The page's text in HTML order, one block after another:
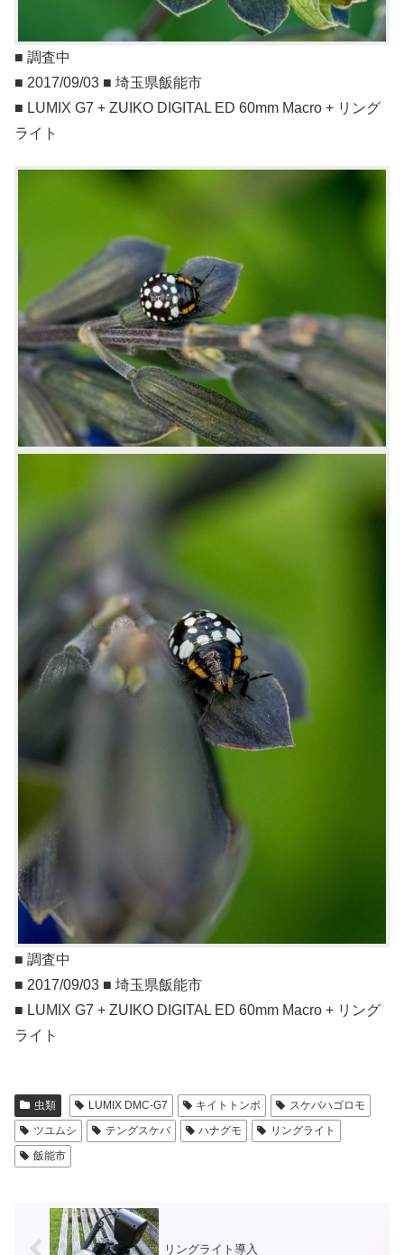
■ 調査中
■ 2017/09/03 ■ 埼玉県飯能市
■ LUMIX G7 + ZUIKO DIGITAL ED 60mm Macro + リング
ライト
■ 調査中
■ 2017/09/03 ■ 埼玉県飯能市
■ LUMIX G7 + ZUIKO DIGITAL ED 60mm Macro + リング
ライト
虫類 LUMIX DMC-G7 キイトトンボ
スケバハゴロモ
ツユムシ
テングスケバ ハナグモ
リングライト
飯能市
リングライト導入